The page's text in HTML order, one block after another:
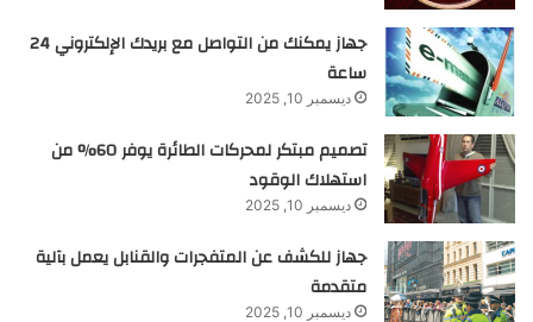
جهاز يمكنك من التواصل مع بريدك الإلكتروني 24
ساعة
ديسمبر 10, 2025
تصميم مبتكر لمحركات الطائرة يوفر 60% من
استهلاك الوقود
ديسمبر 10, 2025
جهاز للكشف عن المتفجرات والقنابل يعمل بآلية
متقدمة
ديسمبر 10, 2025